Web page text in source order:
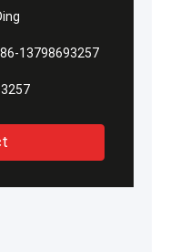
13798693257